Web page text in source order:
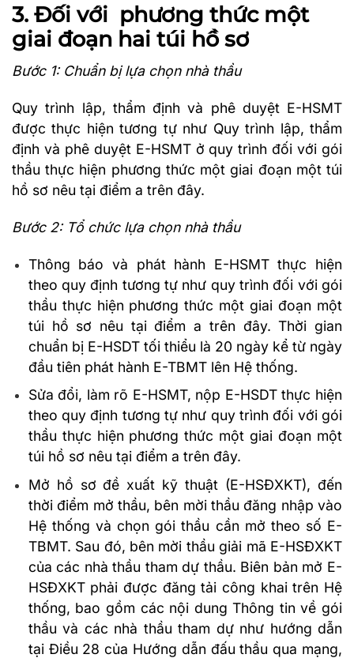
3. Đối với phương thức một
giai đoạn hai túi hồ sơ
Bước 1: Chuẩn bị lựa chọn nhà thầu
Quy trình lập, thẩm định và phê duyệt E-HSMT
được thực hiện tương tự như Quy trình lập, thẩm
định và phê duyệt E-HSMT ở quy trình đối với gói
thầu thực hiện phương thức một giai đoạn một túi
hồ sơ nêu tại điểm a trên đây.
Bước 2: Tổ chức lựa chọn nhà thầu
Thông báo và phát hành E-HSMT thực hiện
theo quy định tương tự như quy trình đối với gói
thầu thực hiện phương thức một giai đoạn một
túi hồ sơ nêu tại điểm a trên đây. Thời gian
chuẩn bị E-HSDT tối thiểu là 20 ngày kể từ ngày
đầu tiên phát hành E-TBMT lên Hệ thống.
Sửa đổi, làm rõ E-HSMT, nộp E-HSDT thực hiện
theo quy định tương tự như quy trình đối với gói
thầu thực hiện phương thức một giai đoạn một
túi hồ sơ nêu tại điểm a trên đây.
Mở hồ sơ đề xuất kỹ thuật (E-HSĐXKT), đến
thời điểm mở thầu, bên mời thầu đăng nhập vào
Hệ thống và chọn gói thầu cần mở theo số E-
TBMT. Sau đó, bên mời thầu giải mã E-HSĐXKT
của các nhà thầu tham dự thầu. Biên bản mở E-
HSĐXKT phải được đăng tải công khai trên Hệ
thống, bao gồm các nội dung Thông tin về gói
thầu và các nhà thầu tham dự như hướng dẫn
tại Điều 28 của Hướng dẫn đấu thầu qua mạng,